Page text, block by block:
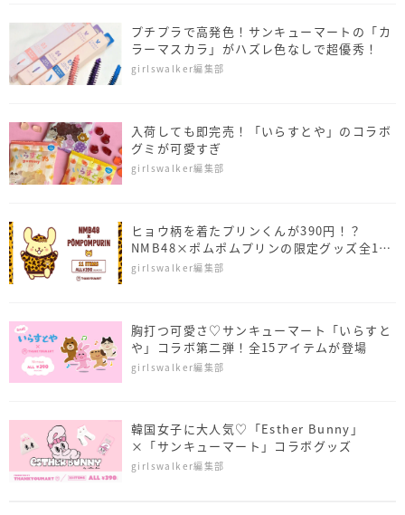
プチプラで高発色！サンキューマートの「カ
ラーマスカラ」がハズレ色なしで超優秀！
girlswalker編集部
入荷しても即完売！「いらすとや」のコラボ
グミが可愛すぎ
girlswalker編集部
ヒョウ柄を着たプリンくんが390円！？
NMB48×ポムポムプリンの限定グッズ全11
種類が登場
girlswalker編集部
胸打つ可愛さ♡サンキューマート「いらすと
や」コラボ第二弾！全15アイテムが登場
girlswalker編集部
韓国女子に大人気♡「Esther Bunny」
×「サンキューマート」コラボグッズ
girlswalker編集部